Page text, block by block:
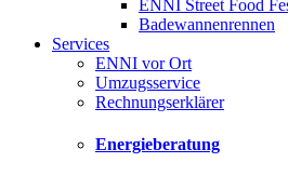
ENNI Street Food
Badewannenrennen
Services
ENNI vor Ort
Umzugsservice
Rechnungserklärer
Energieberatung